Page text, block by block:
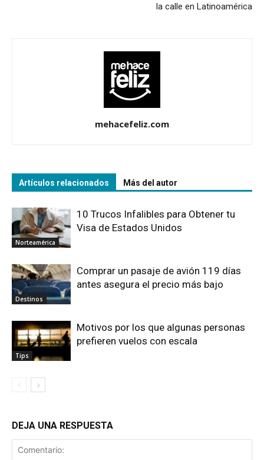
la calle en Latinoamérica
mehacefeliz.com
Artículos relacionados Más del autor
Norteamérica
10 Trucos Infalibles para Obtener tu
Visa de Estados Unidos
Destinos
Comprar un pasaje de avión 119 días
antes asegura el precio más bajo
Tips
Motivos por los que algunas personas
prefieren vuelos con escala
DEJA UNA RESPUESTA